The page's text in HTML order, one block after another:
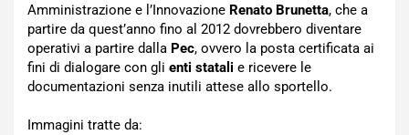
Amministrazione e l’Innovazione Renato Brunetta, che a
partire da quest’anno fino al 2012 dovrebbero diventare
operativi a partire dalla Pec, ovvero la posta certificata ai
fini di dialogare con gli enti statali e ricevere le
documentazioni senza inutili attese allo sportello.
Immagini tratte da: